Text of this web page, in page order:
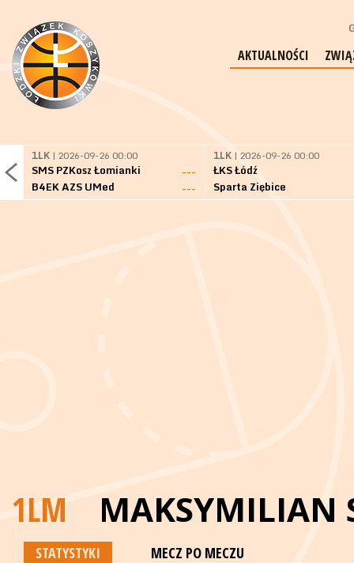
AKTUALNOŚCI
1LK | 2026-09-26 00:00
SMS PZKosz Łomianki
---
B4EK AZS UMed
---
1LK | 2026-09-26 00:00
ŁKS Łódź
Sparta Ziębice
1LM MAKSYMILIAN
STATYSTYKI MECZ PO MECZU